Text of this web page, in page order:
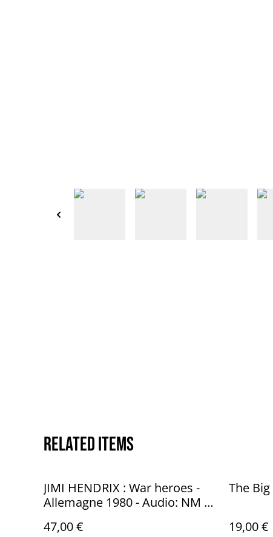
Related items
JIMI HENDRIX : War heroes -
Allemagne 1980 - Audio: NM -
47,00 €
The
19,00 €